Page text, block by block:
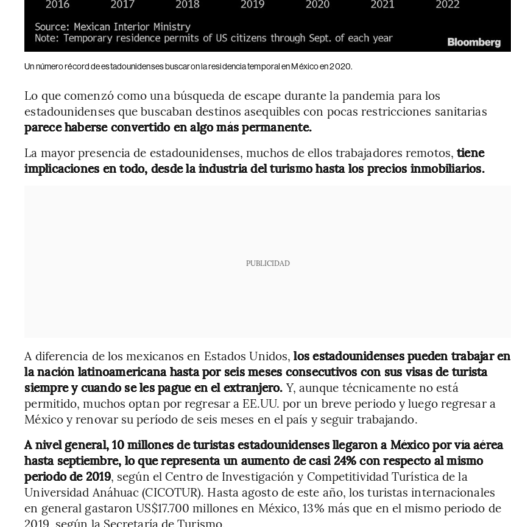
Un número récord de estadounidenses buscaron la residencia temporal en México en 2020.
Lo que comenzó como una búsqueda de escape durante la pandemia para los
estadounidenses que buscaban destinos asequibles con pocas restricciones sanitarias
parece haberse convertido en algo más permanente.
La mayor presencia de estadounidenses, muchos de ellos trabajadores remotos,tiene
implicaciones en todo, desde la industria del turismo hasta los precios inmobiliarios.
PUBLICIDAD
A diferencia de los mexicanos en Estados Unidos, los estadounidenses pueden trabajar en
la nación latinoamericana hasta por seis meses consecutivos con sus visas de turista
siempre y cuando se les pague en el extranjero. Y, aunque técnicamente no está
permitido, muchos optan por regresar a EE.UU. por un breve periodo y luego regresar a
México y renovar su período de seis meses en el país y seguir trabajando.
A nivel general, 10 millones de turistas estadounidenses llegaron a México por vía aérea
hasta septiembre, lo que representa un aumento de casi 24% con respecto al mismo
periodo de 2019, según el Centro de Investigación y Competitividad Turística de la
Universidad Anáhuac (CICOTUR). Hasta agosto de este año, los turistas internacionales
en general gastaron US$17.700 millones en México, 13% más que en el mismo periodo de
2019, según la Secretaría de Turismo.